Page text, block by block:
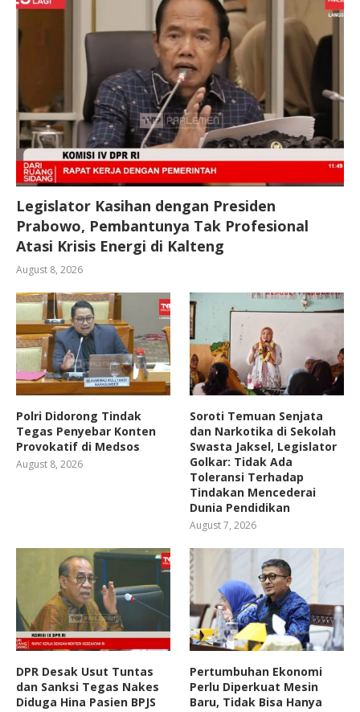
Legislator Kasihan dengan Presiden
Prabowo, Pembantunya Tak Profesional
Atasi Krisis Energi di Kalteng
August 8, 2026
Polri Didorong Tindak
Tegas Penyebar Konten
Provokatif di Medsos
August 8, 2026
Soroti Temuan Senjata
dan Narkotika di Sekolah
Swasta Jaksel, Legislator
Golkar: Tidak Ada
Toleransi Terhadap
Tindakan Mencederai
Dunia Pendidikan
August 7, 2026
DPR Desak Usut Tuntas
dan Sanksi Tegas Nakes
Diduga Hina Pasien BPJS
Pertumbuhan Ekonomi
Perlu Diperkuat Mesin
Baru, Tidak Bisa Hanya